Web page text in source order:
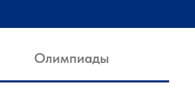
Олимпиады